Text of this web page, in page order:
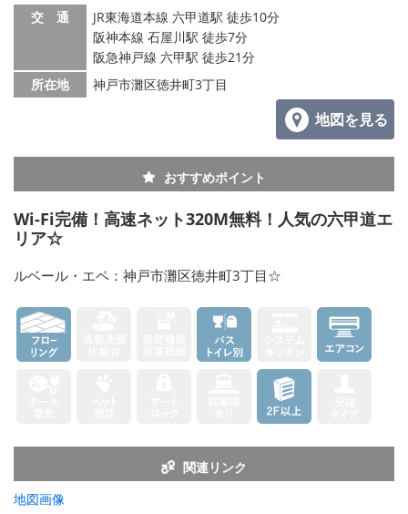
交 通
JR東海道本線 六甲道駅 徒歩10分
阪神本線 石屋川駅 徒歩7分
阪急神戸線 六甲駅 徒歩21分
所在地
神戸市灘区徳井町3丁目
地図を見る
おすすめポイント
Wi-Fi完備！高速ネット320M無料！人気の六甲道エ
リア☆
ルベール・エペ：神戸市灘区徳井町3丁目☆
関連リンク
地図画像